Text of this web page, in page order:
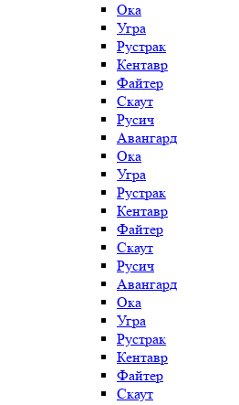
Ока
Угра
Рустрак
Кентавр
Файтер
Скаут
Русич
Авангард
Ока
Угра
Рустрак
Кентавр
Файтер
Скаут
Русич
Авангард
Ока
Угра
Рустрак
Кентавр
Файтер
Скаут